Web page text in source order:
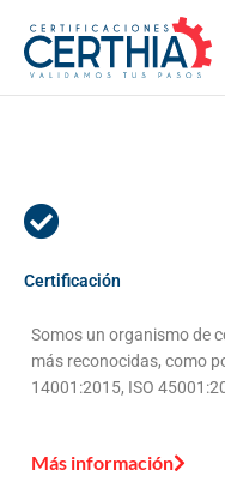
content
Certificación
Somos un organismo de
más reconocidas, como
14001:2015, ISO
Más información